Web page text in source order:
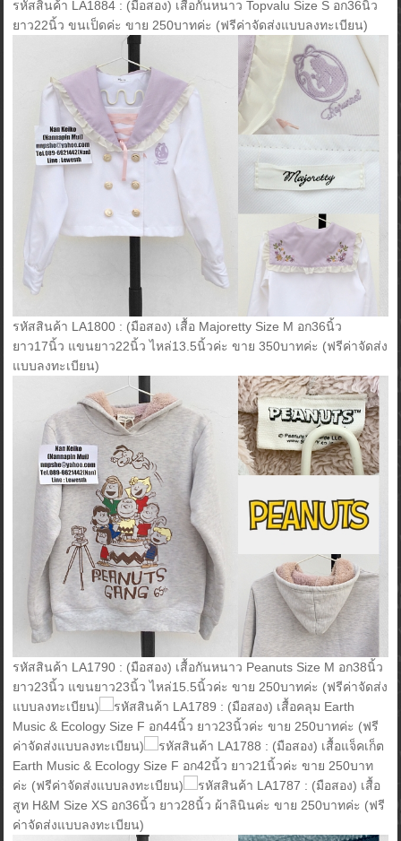
รหัสสินค้า LA1884 : (มือสอง) เสื้อกันหนาว Topvalu Size S อก36นิ้ว
ยาว22นิ้ว ขนเป็ดค่ะ ขาย 250บาทค่ะ (ฟรีค่าจัดส่งแบบลงทะเบียน)
รหัสสินค้า LA1800 : (มือสอง) เสื้อ Majoretty Size M อก36นิ้ว
ยาว17นิ้ว แขนยาว22นิ้ว ไหล่13.5นิ้วค่ะ ขาย 350บาทค่ะ (ฟรีค่าจัดส่ง
แบบลงทะเบียน)
รหัสสินค้า LA1790 : (มือสอง) เสื้อกันหนาว Peanuts Size M อก38นิ้ว
ยาว23นิ้ว แขนยาว23นิ้ว ไหล่15.5นิ้วค่ะ ขาย 250บาทค่ะ (ฟรีค่าจัดส่ง
แบบลงทะเบียน)
รหัสสินค้า LA1789 : (มือสอง) เสื้อคลุม Earth
Music & Ecology Size F อก44นิ้ว ยาว23นิ้วค่ะ ขาย 250บาทค่ะ (ฟรี
ค่าจัดส่งแบบลงทะเบียน)
รหัสสินค้า LA1788 : (มือสอง) เสื้อแจ็คเก็ต
Earth Music & Ecology Size F อก42นิ้ว ยาว21นิ้วค่ะ ขาย 250บาท
ค่ะ (ฟรีค่าจัดส่งแบบลงทะเบียน)
รหัสสินค้า LA1787 : (มือสอง) เสื้อ
สูท H&M Size XS อก36นิ้ว ยาว28นิ้ว ผ้าลินินค่ะ ขาย 250บาทค่ะ (ฟรี
ค่าจัดส่งแบบลงทะเบียน)